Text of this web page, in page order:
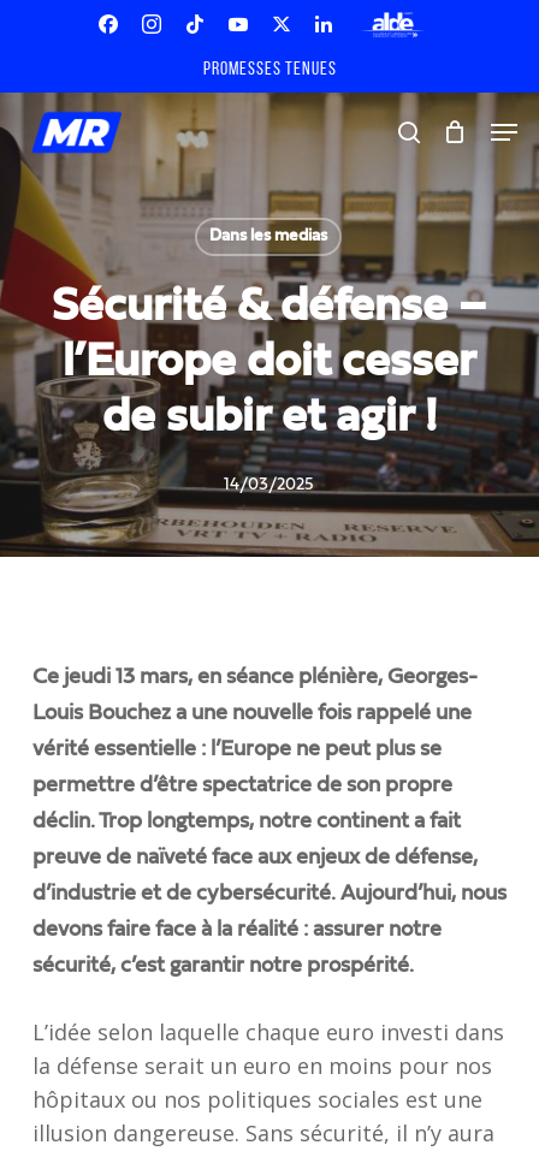
content
Twitter
Linkedin ALDE
Promesses tenues
search
Dans les medias
Sécurité & défense –
l’Europe doit cesser
de subir et agir !
14/03/2025
Ce jeudi 13 mars, en séance plénière, Georges-
Louis Bouchez a une nouvelle fois rappelé une
vérité essentielle : l’Europe ne peut plus se
permettre d’être spectatrice de son propre
déclin. Trop longtemps, notre continent a fait
preuve de naïveté face aux enjeux de défense,
d’industrie et de cybersécurité. Aujourd’hui, nous
devons faire face à la réalité : assurer notre
sécurité, c’est garantir notre prospérité.
L’idée selon laquelle chaque euro investi dans
la défense serait un euro en moins pour nos
hôpitaux ou nos politiques sociales est une
illusion dangereuse. Sans sécurité, il n’y aura